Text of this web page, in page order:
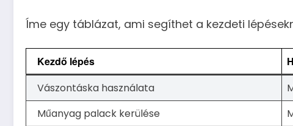
Íme egy táblázat, ami segíthet a kezdeti
Kezdő lépés
Vászontáska használata
Műanyag palack kerülése